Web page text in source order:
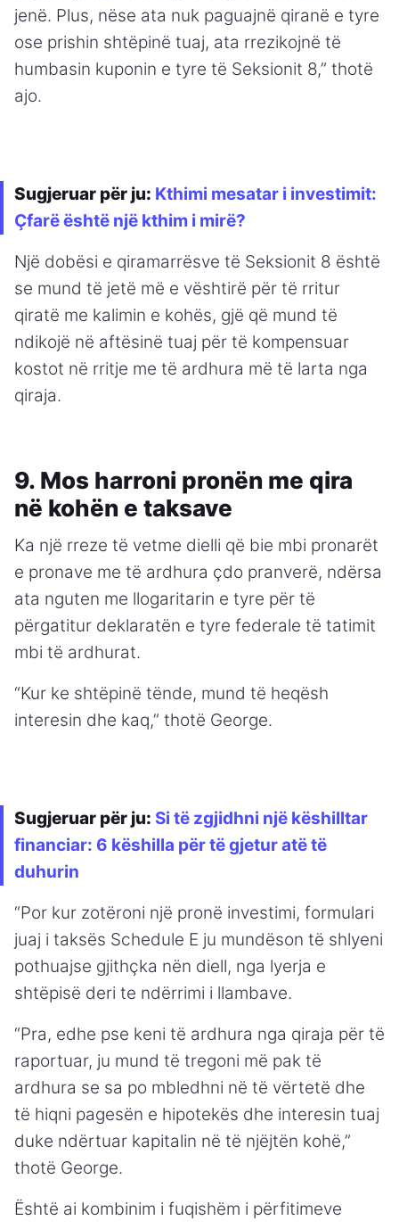
jenë. Plus, nëse ata nuk paguajnë qiranë e tyre
ose prishin shtëpinë tuaj, ata rrezikojnë të
humbasin kuponin e tyre të Seksionit 8,” thotë
ajo.
Sugjeruar për ju: Kthimi mesatar i investimit:
Çfarë është një kthim i mirë?
Një dobësi e qiramarrësve të Seksionit 8 është
se mund të jetë më e vështirë për të rritur
qiratë me kalimin e kohës, gjë që mund të
ndikojë në aftësinë tuaj për të kompensuar
kostot në rritje me të ardhura më të larta nga
qiraja.
9. Mos harroni pronën me qira
në kohën e taksave
Ka një rreze të vetme dielli që bie mbi pronarët
e pronave me të ardhura çdo pranverë, ndërsa
ata nguten me llogaritarin e tyre për të
përgatitur deklaratën e tyre federale të tatimit
mbi të ardhurat.
“Kur ke shtëpinë tënde, mund të heqësh
interesin dhe kaq,” thotë George.
Sugjeruar për ju: Si të zgjidhni një këshilltar
financiar: 6 këshilla për të gjetur atë të
duhurin
“Por kur zotëroni një pronë investimi, formulari
juaj i taksës Schedule E ju mundëson të shlyeni
pothuajse gjithçka nën diell, nga lyerja e
shtëpisë deri te ndërrimi i llambave.
“Pra, edhe pse keni të ardhura nga qiraja për të
raportuar, ju mund të tregoni më pak të
ardhura se sa po mbledhni në të vërtetë dhe
të hiqni pagesën e hipotekës dhe interesin tuaj
duke ndërtuar kapitalin në të njëjtën kohë,”
thotë George.
Është ai kombinim i fuqishëm i përfitimeve